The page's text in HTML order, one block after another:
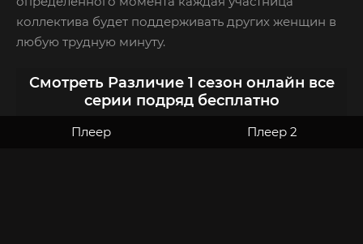
коллектива будет поддерживать других женщин в
любую трудную минуту.
Смотреть Различие 1 сезон онлайн все
серии подряд бесплатно
Плеер Плеер 2